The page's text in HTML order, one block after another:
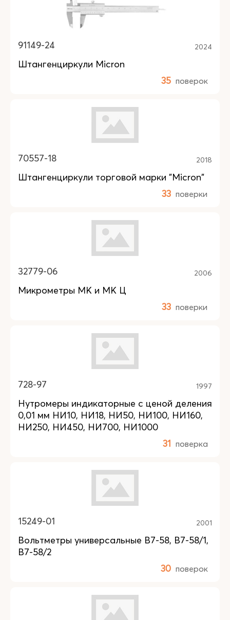
91149-24 2024
Штангенциркули Micron
35 поверок
70557-18 2018
Штангенциркули торговой марки "Micron"
33 поверки
32779-06 2006
Микрометры МК и МК Ц
33 поверки
728-97 1997
Нутромеры индикаторные с ценой деления
0,01 мм НИ10, НИ18, НИ50, НИ100, НИ160,
НИ250, НИ450, НИ700, НИ1000
31 поверка
15249-01 2001
Вольтметры универсальные В7-58, В7-58/1,
В7-58/2
30 поверок